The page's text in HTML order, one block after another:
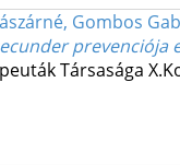
Gombos
Társasága